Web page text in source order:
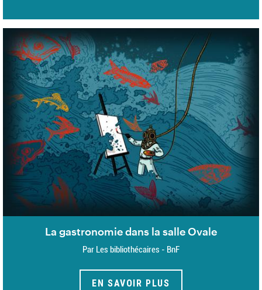
La gastronomie dans la salle Ovale
Par Les bibliothécaires - BnF
EN SAVOIR PLUS